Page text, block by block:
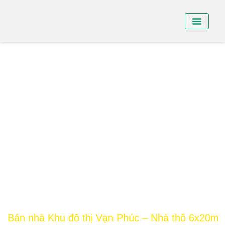
Bán nhà Khu đô thị Vạn Phúc – Nhà thô 6x20m